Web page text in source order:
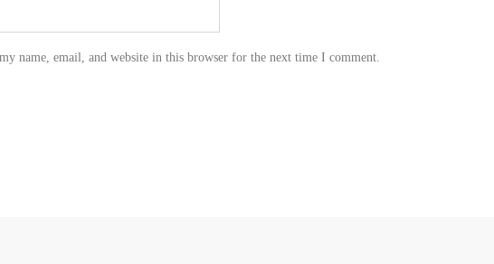
name, email, and website in this browser for the next time I comment.